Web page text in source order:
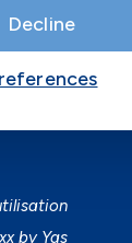
by Yas
Decline